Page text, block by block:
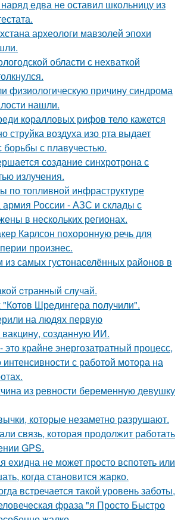
едва не оставил школьницу из
археологи мавзолей эпохи
области с нехваткой
физиологическую причину синдрома
нашли.
коралловых рифов тело кажется
струйка воздуха изо рта выдает
с плавучестью.
создание синхротрона с
излучения.
по топливной инфраструктуре
России - АЗС и склады с
в нескольких регионах.
Карлсон похоронную речь для
произнес.
из самых густонаселённых районов в
cтранный слyчай.
Шредингера получили".
на людях первую
созданную ИИ.
крайне энергозатратный процесс,
с работой мотора на
из ревности беременную девушку
которые незаметно разрушают.
связь, которая продолжит работать
GPS.
ехидна не может просто вспотеть или
когда становится жарко.
встречается такой уровень заботы,
фраза "я Просто Быстро